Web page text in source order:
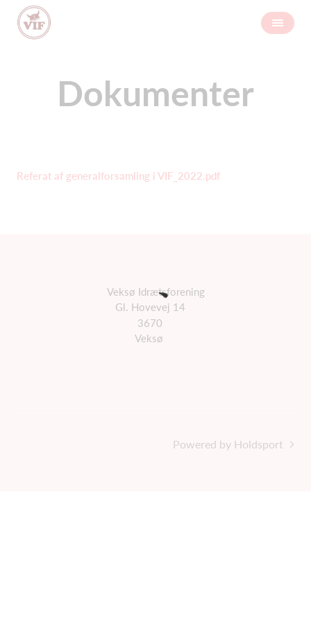
Dokumenter
Referat af generalforsamling i VIF_2022.pdf
Veksø Idrætsforening
Gl. Hovevej 14
3670
Veksø
Powered by Holdsport